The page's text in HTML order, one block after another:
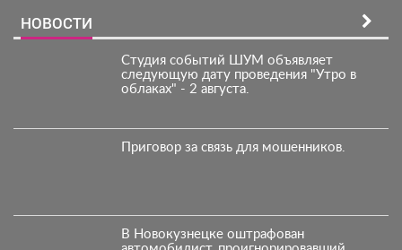
НОВОСТИ
Студия событий ШУМ объявляет
следующую дату проведения "Утро в
облаках" - 2 августа.
Приговор за связь для мошенников.
В Новокузнецке оштрафован